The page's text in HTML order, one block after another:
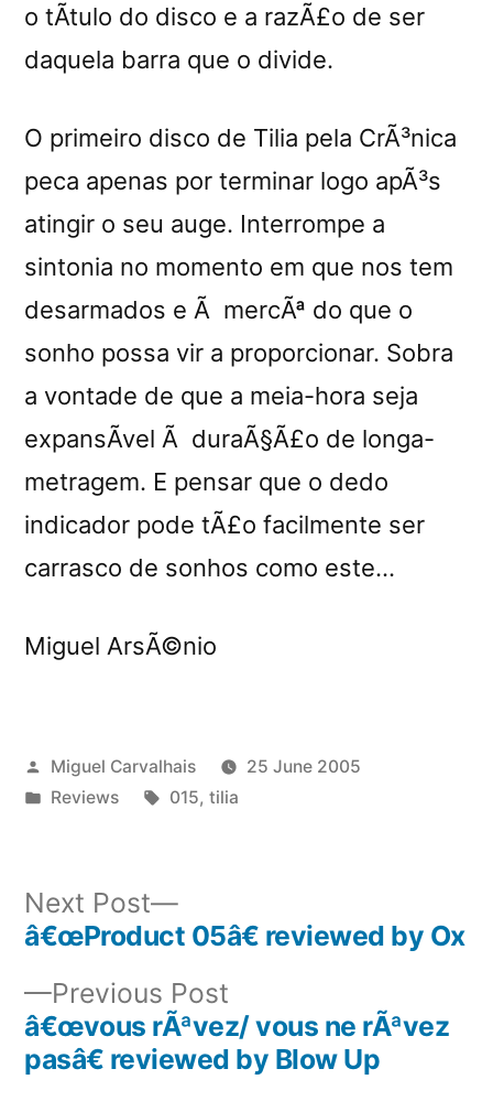
o tÃ­tulo do disco e a razÃ£o de ser
daquela barra que o divide.
O primeiro disco de Tilia pela CrÃ³nica
peca apenas por terminar logo apÃ³s
atingir o seu auge. Interrompe a
sintonia no momento em que nos tem
desarmados e Ã mercÃª do que o
sonho possa vir a proporcionar. Sobra
a vontade de que a meia-hora seja
expansÃ­vel Ã duraÃ§Ã£o de longa-
metragem. E pensar que o dedo
indicador pode tÃ£o facilmente ser
carrasco de sonhos como este…
Miguel ArsÃ©nio
Posted
by
Miguel Carvalhais
25 June 2005
Posted
Reviews Tags:
015, tilia
Post
navigation
Previous Post
post:
â€œvous rÃªvez/ vous ne rÃªvez
pasâ€ reviewed by Blow Up
Next Post
Next
post:
â€œProduct 05â€ reviewed by Ox